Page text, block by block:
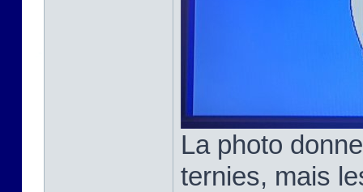
La photo
ternies, mais